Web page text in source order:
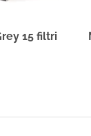
15 filtri